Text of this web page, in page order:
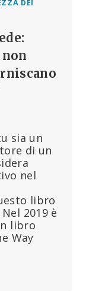
DEI
sia un
di un
nel
libro
2019 è
libro
Way